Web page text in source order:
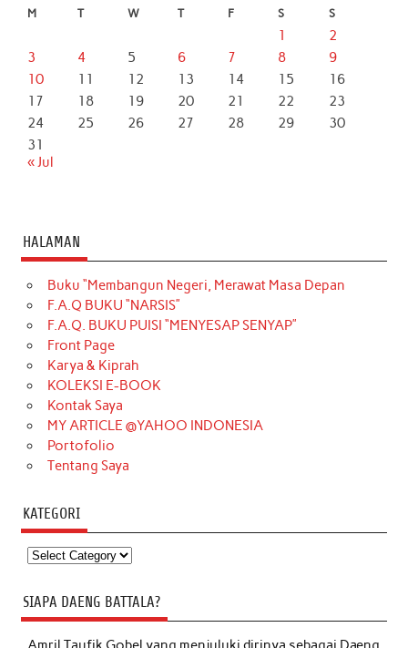
M T W T F S S
1
2
3
4 5 6 7 8
9
10
11 12 13 14 15
16
17
18 19 20 21 22
23
24
25 26 27 28 29
30
31
« Jul
HALAMAN
Buku “Membangun Negeri, Merawat Masa Depan
F.A.Q BUKU “NARSIS”
F.A.Q. BUKU PUISI “MENYESAP SENYAP”
Front Page
Karya & Kiprah
KOLEKSI E-BOOK
Kontak Saya
MY ARTICLE @YAHOO INDONESIA
Portofolio
Tentang Saya
KATEGORI
Kategori
SIAPA DAENG BATTALA?